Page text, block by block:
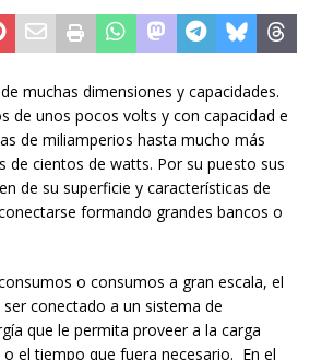
muchas dimensiones y capacidades.
de unos pocos volts y con capacidad e
de miliamperios hasta mucho más
de cientos de watts. Por su puesto sus
de su superficie y características de
formando grandes bancos o
o consumos a gran escala, el
conectado a un sistema de
que le permita proveer a la carga
el tiempo que fuera necesario. En el